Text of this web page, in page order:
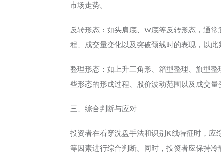
市场走势。
反转形态：如头肩底、W底等反转形态，通
程、成交量变化以及突破颈线时的表现，以
整理形态：如上升三角形、箱型整理、旗型
些形态的形成过程、股价波动范围以及成交
三、综合判断与应对
投资者在看穿洗盘手法和识别K线特征时，应
等因素进行综合判断。同时，投资者应保持